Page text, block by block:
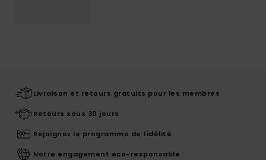
Livraison et retours gratuits pour les membres
Retours sous 30 jours
Rejoignez le programme de fidélité
Notre engagement eco-responsable